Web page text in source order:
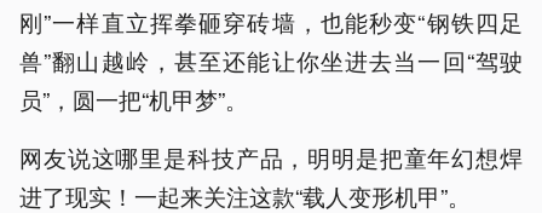
刚”一样直立挥拳砸穿砖墙，也能秒变“钢铁四足
兽”翻山越岭，甚至还能让你坐进去当一回“驾驶
员”，圆一把“机甲梦”。
网友说这哪里是科技产品，明明是把童年幻想焊
进了现实！一起来关注这款“载人变形机甲”。